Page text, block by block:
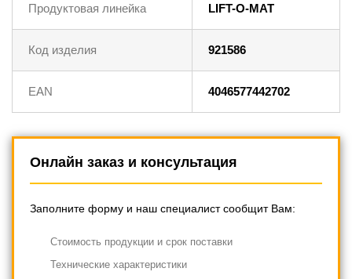
Продуктовая линейка LIFT-O-MAT
Код изделия 921586
EAN 4046577442702
Онлайн заказ и консультация
Заполните форму и наш специалист сообщит Вам:
Cтоимость продукции и срок поставки
Технические характеристики